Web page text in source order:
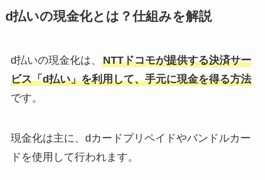
d払いの現金化とは？仕組みを解説
d払いの現金化は、 NTTドコモが提供する決済サー
ビス「d払い」を利用して、手元に現金を得る方法
です。
現金化は主に、dカードプリペイドやバンドルカー
ドを使用して行われます。